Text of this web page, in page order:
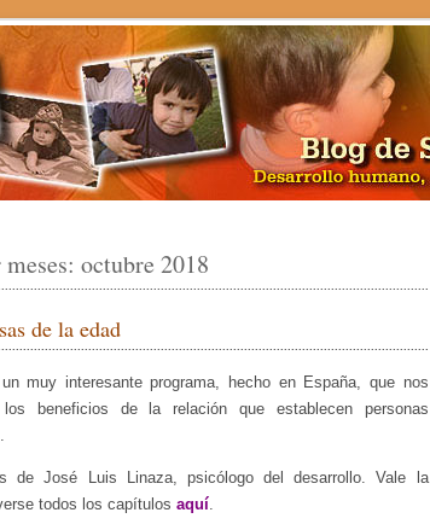
octubre 2018
de la edad
muy interesante programa, hecho en España, que nos
los beneficios de la relación que establecen personas
de José Luis Linaza, psicólogo del desarrollo. Vale la
todos los capítulos aquí.